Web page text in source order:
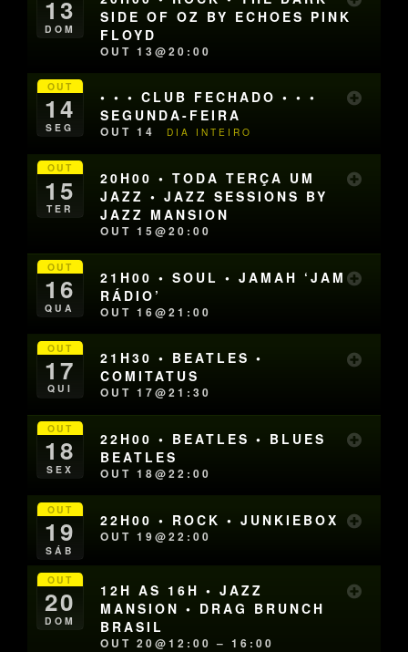
13
DOM
SIDE OF OZ BY ECHOES PINK
FLOYD
OUT 13@20:00
OUT
14
SEG
• • • CLUB FECHADO • • •
SEGUNDA-FEIRA
OUT 14 DIA INTEIRO
OUT
15
TER
20H00 • TODA TERÇA UM
JAZZ • JAZZ SESSIONS BY
JAZZ MANSION
OUT 15@20:00
OUT
16
QUA
21H00 • SOUL • JAMAH ‘JAM
RÁDIO’
OUT 16@21:00
OUT
17
QUI
21H30 • BEATLES •
COMITATUS
OUT 17@21:30
OUT
18
SEX
22H00 • BEATLES • BLUES
BEATLES
OUT 18@22:00
OUT
19
SÁB
22H00 • ROCK • JUNKIEBOX
OUT 19@22:00
OUT
20
DOM
12H AS 16H • JAZZ
MANSION • DRAG BRUNCH
BRASIL
OUT 20@12:00 – 16:00